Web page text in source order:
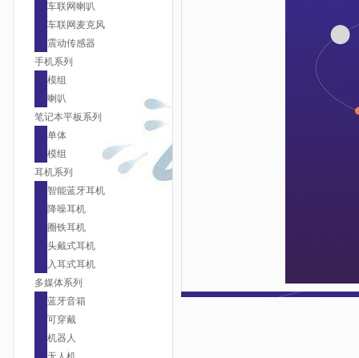
车联网喇叭
车联网麦克风
震动传感器
手机系列
模组
喇叭
笔记本平板系列
单体
模组
耳机系列
智能蓝牙耳机
降噪耳机
圈铁耳机
头戴式耳机
入耳式耳机
多媒体系列
蓝牙音箱
可穿戴
机器人